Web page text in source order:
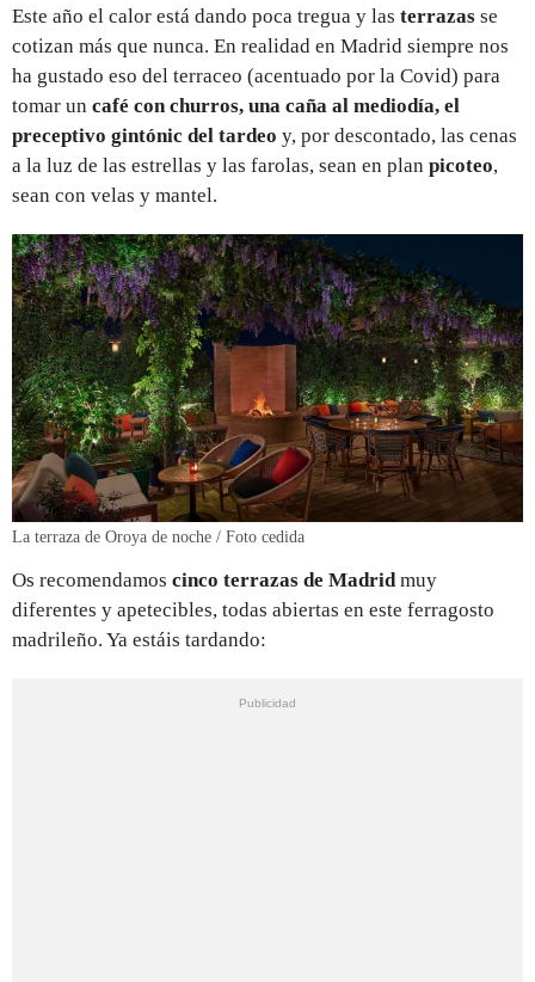
Este año el calor está dando poca tregua y las terrazas se
cotizan más que nunca. En realidad en Madrid siempre nos
ha gustado eso del terraceo (acentuado por la Covid) para
tomar un café con churros, una caña al mediodía, el
preceptivo gintónic del tardeo y, por descontado, las cenas
a la luz de las estrellas y las farolas, sean en plan picoteo,
sean con velas y mantel.
La terraza de Oroya de noche / Foto cedida
Os recomendamos cinco terrazas de Madridmuy
diferentes y apetecibles, todas abiertas en este ferragosto
madrileño. Ya estáis tardando: